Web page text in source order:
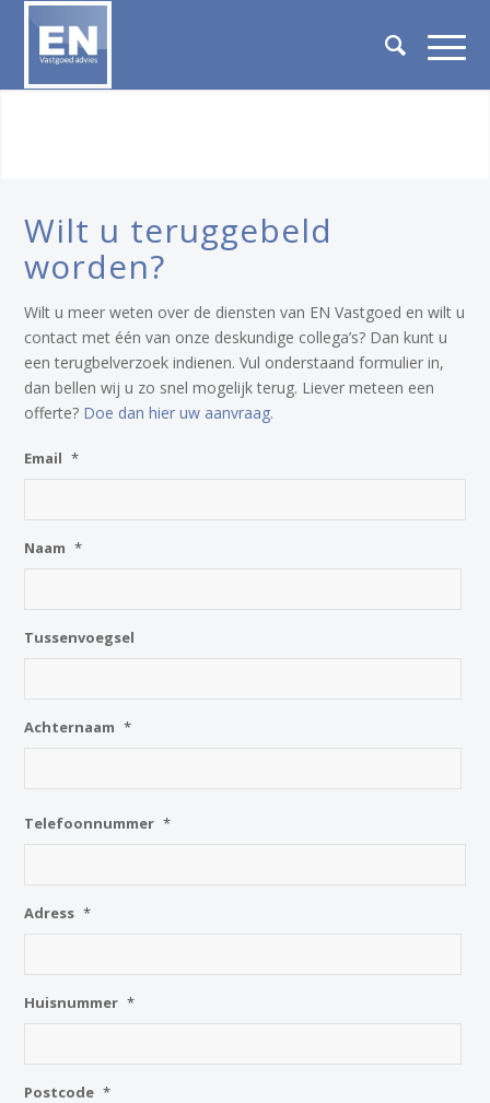
Wilt u teruggebeld
worden?
Wilt u meer weten over de diensten van EN Vastgoed en wilt u
contact met één van onze deskundige collega’s? Dan kunt u
een terugbelverzoek indienen. Vul onderstaand formulier in,
dan bellen wij u zo snel mogelijk terug. Liever meteen een
offerte? Doe dan hier uw aanvraag.
Email *
Naam *
Tussenvoegsel
Achternaam *
Telefoonnummer *
Adress *
Huisnummer *
Postcode *